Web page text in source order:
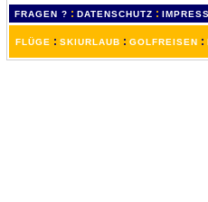
FRAGEN ? : DATENSCHUTZ :
FLÜGE : SKIURLAUB : GOLFREISEN :